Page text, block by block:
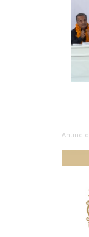
Anuncio